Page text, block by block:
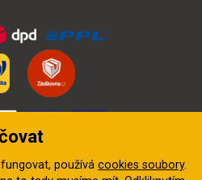
používá cookies soubory.